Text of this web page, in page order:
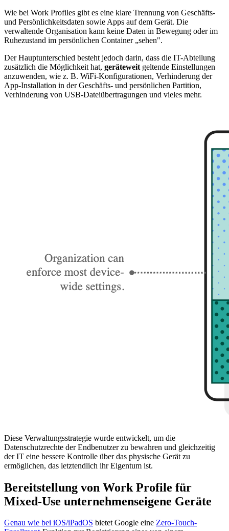
Wie bei Work Profiles gibt es eine klare Trennung von Geschäfts-
und Persönlichkeitsdaten sowie Apps auf dem Gerät. Die
verwaltende Organisation kann keine Daten in Bewegung oder im
Ruhezustand im persönlichen Container „sehen".
Der Hauptunterschied besteht jedoch darin, dass die IT-Abteilung
zusätzlich die Möglichkeit hat, geräteweit geltende Einstellungen
anzuwenden, wie z. B. WiFi-Konfigurationen, Verhinderung der
App-Installation in der Geschäfts- und persönlichen Partition,
Verhinderung von USB-Dateiübertragungen und vieles mehr.
Diese Verwaltungsstrategie wurde entwickelt, um die
Datenschutzrechte der Endbenutzer zu bewahren und gleichzeitig
der IT eine bessere Kontrolle über das physische Gerät zu
ermöglichen, das letztendlich ihr Eigentum ist.
Bereitstellung von Work Profile für
Mixed-Use unternehmenseigene Geräte
Genau wie bei iOS/iPadOS bietet Google eine Zero-Touch-